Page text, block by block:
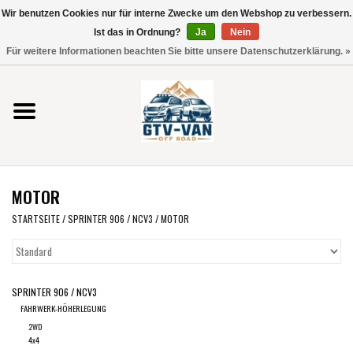
Verwende
die
nach
oben
und
unten,
Ergebnis
Vito / V-Klasse 447
Viano /Vito 639
VW T7 2025
VW T6
VW T5
VW CRAFTER / MAN TGE
MOTOR
STARTSEITE/SPRINTER 906 / NCV3 /MOTOR
SPRINTER 906 / NCV3
FAHRWERK-HÖHERLEGUNG
2WD
4x4
Wir benutzen Cookies nur für interne Zwecke um den Webshop zu verbessern.
Ist das in Ordnung?
Ja
Nein
Für weitere Informationen beachten Sie bitte unsere Datenschutzerklärung. »